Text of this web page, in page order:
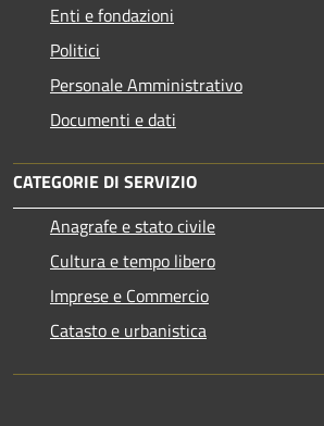
Enti e fondazioni
Politici
Personale Amministrativo
Documenti e dati
CATEGORIE DI SERVIZIO
Anagrafe e stato civile
Cultura e tempo libero
Imprese e Commercio
Catasto e urbanistica